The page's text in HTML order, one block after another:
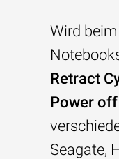
Wird
Retract
Power
Seagate,